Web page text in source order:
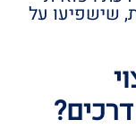
שישפיעו על